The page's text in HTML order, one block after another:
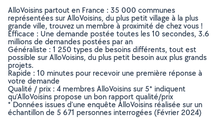
AlloVoisins partout en France : 35 000 communes
représentées sur AlloVoisins, du plus petit village à la plus
grande ville, trouvez un membre à proximité de chez vous !
Efficace : Une demande postée toutes les 10 secondes, 3.6
millions de demandes postées par an
Généraliste : 1 250 types de besoins différents, tout est
possible sur AlloVoisins, du plus petit besoin aux plus grands
projets.
Rapide : 10 minutes pour recevoir une première réponse à
votre demande
Qualité / prix : 4 membres AlloVoisins sur 5* indiquent
qu’AlloVoisins propose un bon rapport qualité/prix
* Données issues d’une enquête AlloVoisins réalisée sur un
échantillon de 5 671 personnes interrogées (Février 2024)